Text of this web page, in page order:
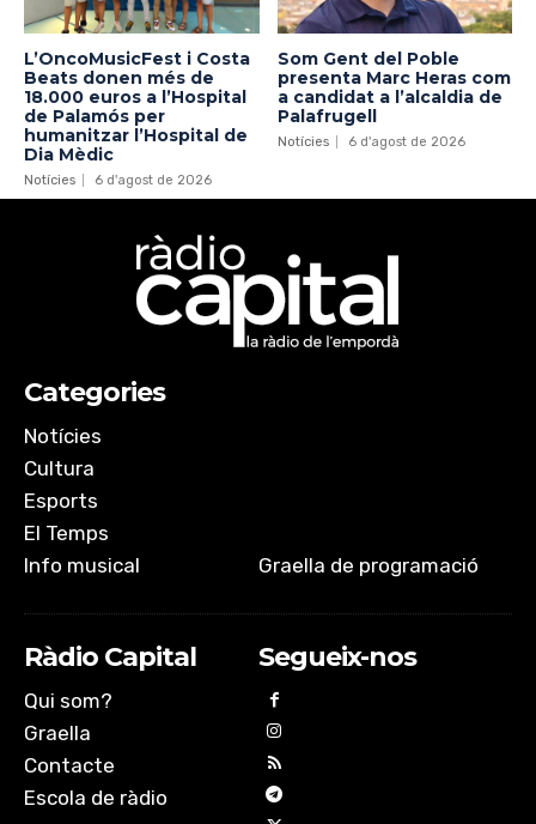
L’OncoMusicFest i Costa
Beats donen més de
18.000 euros a l’Hospital
de Palamós per
humanitzar l’Hospital de
Dia Mèdic
Notícies 6 d'agost de 2026
Som Gent del Poble
presenta Marc Heras com
a candidat a l’alcaldia de
Palafrugell
Notícies 6 d'agost de 2026
Categories
Notícies
Cultura
Esports
El Temps
Info musical
Graella de programació
Ràdio Capital
Qui som?
Graella
Contacte
Escola de ràdio
Segueix-nos